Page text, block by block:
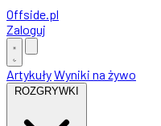
Offside.pl
Zaloguj
ArtykułyWyniki na żywo
ROZGRYWKI